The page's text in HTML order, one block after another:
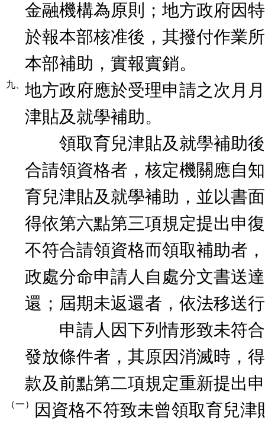
金融機構為原則；地方政府因
於報本部核准後，其撥付作業
本部補助，實報實銷。
九、 地方政府應於受理申請之次月
津貼及就學補助。
領取育兒津貼及就學補助後
合請領資格者，核定機關應自
育兒津貼及就學補助，並以書
得依第六點第三項規定提出申
不符合請領資格而領取補助者
政處分命申請人自處分文書送
還；屆期未返還者，依法移送
申請人因下列情形致未符合
發放條件者，其原因消滅時，
款及前點第二項規定重新提出
（一） 因資格不符致未曾領取育兒津